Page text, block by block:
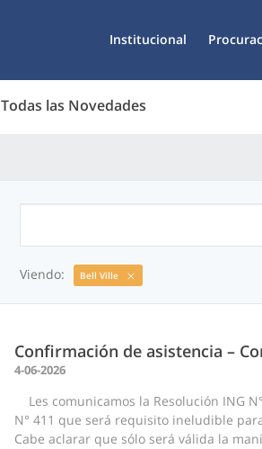
Institucional
Todas las Novedades
Viendo: Bell Ville
Confirmación de asistencia –
4-06-2026
Les comunicamos la Resolución ING
N° 411 que será requisito ineludible
Cabe aclarar que sólo será válida la